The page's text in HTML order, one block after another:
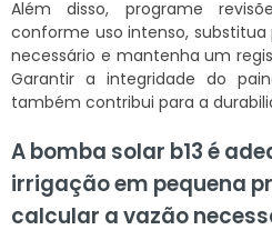
Além disso, programe
conforme uso intenso,
necessário e mantenha um
Garantir a integridade do
também contribui para a
A bomba solar b13 é
irrigação em pequena
calcular a vazão